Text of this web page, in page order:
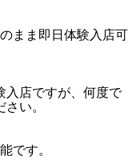
まま即日体験入店可
入店ですが、何度で
い。
です。